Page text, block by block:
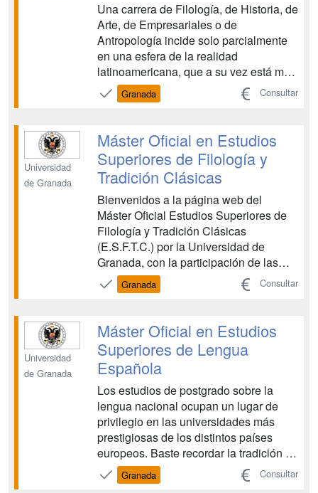
Una carrera de Filología, de Historia, de
Arte, de Empresariales o de
Antropología incide solo parcialmente
en una esfera de la realidad
latinoamericana, que a su vez está muy
determinada, en la mayoría de los
estudios de grado en España, por el
subcontinente con respecto a la ex
metrópoli. Por eso, en la mayorí...
Granada Consultar
Universidad
de Granada
Máster Oficial en Estudios
Superiores de Filología y
Tradición Clásicas
Bienvenidos a la página web del
Máster Oficial Estudios Superiores de
Filología y Tradición Clásicas
(E.S.F.T.C.) por la Universidad de
Granada, con la participación de las
Universidades de Almería, Jaén y
Málaga (expediente nº 3146/2010). La
los titulados/as superiores la
especialización en estudios de Filolo...
Granada Consultar
Universidad
de Granada
Máster Oficial en Estudios
Superiores de Lengua
Española
Los estudios de postgrado sobre la
lengua nacional ocupan un lugar de
privilegio en las universidades más
prestigiosas de los distintos países
europeos. Baste recordar la tradición de
las principales universidades británicas
en los postgrados de lengua inglesa y
Granada Consultar